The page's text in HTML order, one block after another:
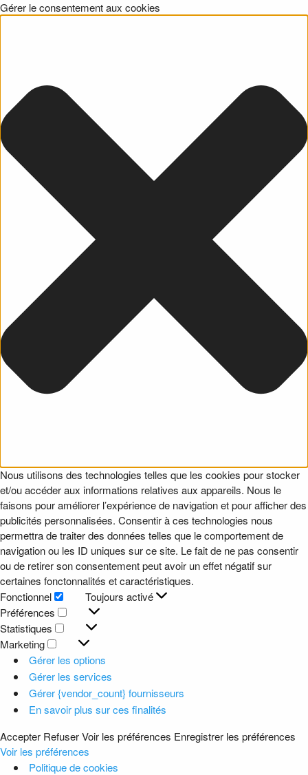
Gérer le consentement aux cookies
Nous utilisons des technologies telles que les cookies pour stocker
et/ou accéder aux informations relatives aux appareils. Nous le
faisons pour améliorer l’expérience de navigation et pour afficher des
publicités personnalisées. Consentir à ces technologies nous
permettra de traiter des données telles que le comportement de
navigation ou les ID uniques sur ce site. Le fait de ne pas consentir
ou de retirer son consentement peut avoir un effet négatif sur
certaines fonctonnalités et caractéristiques.
Fonctionnel
Fonctionnel
Toujours activé
Préférences
Préférences
Statistiques
Statistiques
Marketing
Marketing
Gérer les options
Gérer les services
Gérer {vendor_count} fournisseurs
En savoir plus sur ces finalités
Accepter RefuserVoir les préférences Enregistrer les préférences
Voir les préférences
Politique de cookies